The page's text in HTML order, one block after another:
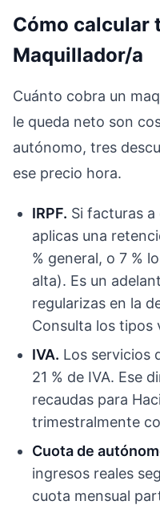
Cómo calcular
Maquillador/a
Cuánto cobra un
le queda neto son
autónomo, tres
ese precio hora.
IRPF. Si facturas
aplicas una
% general, o 7 %
alta). Es un
regularizas en la
Consulta los tipos
IVA. Los servicios
21 % de IVA. Ese
recaudas para
trimestralmente
Cuota de
ingresos reales
cuota mensual